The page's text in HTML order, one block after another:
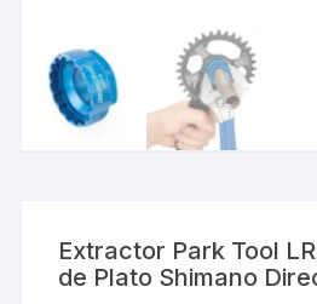
Extractor Park Tool
de Plato Shimano